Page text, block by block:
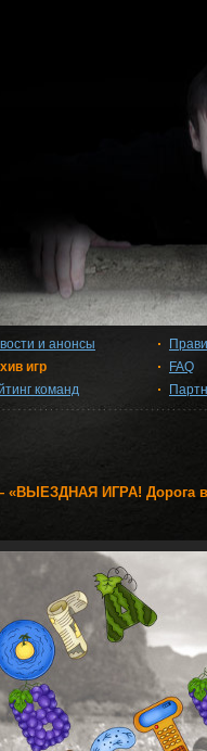
и анонсы
игр
команд
FAQ
«ВЫЕЗДНАЯ ИГРА! Дорога в